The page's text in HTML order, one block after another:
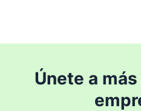
Únete a